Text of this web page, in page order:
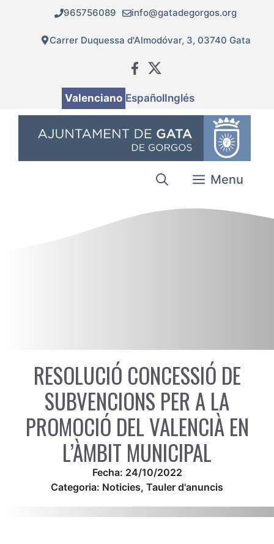
contingut
965756089 info@gatadegorgos.org
Carrer Duquessa d'Almodóvar, 3, 03740 Gata
Valenciano EspañolInglés
Menu
RESOLUCIÓ CONCESSIÓ DE
SUBVENCIONS PER A LA
PROMOCIÓ DEL VALENCIÀ EN
L’ÀMBIT MUNICIPAL
Fecha: 24/10/2022
Categoria: Noticies, Tauler d'anuncis